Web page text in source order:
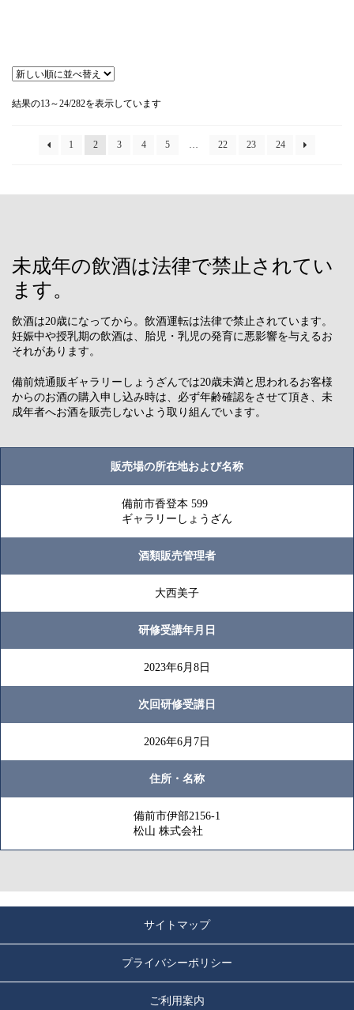
結果の13～24/282を表示しています新
順
1 2 3 4 5 … 22 23 24
未成年の飲酒は法律で禁止されてい
ます。
飲酒は20歳になってから。飲酒運転は法律で禁止されています。
妊娠中や授乳期の飲酒は、胎児・乳児の発育に悪影響を与えるお
それがあります。
備前焼通販ギャラリーしょうざんでは20歳未満と思われるお客様
からのお酒の購入申し込み時は、必ず年齢確認をさせて頂き、未
成年者へお酒を販売しないよう取り組んでいます。
販売場の所在地および名称
備前市香登本 599
ギャラリーしょうざん
酒類販売管理者
大西美子
研修受講年月日
2023年6月8日
次回研修受講日
2026年6月7日
住所・名称
備前市伊部2156-1
松山 株式会社
サイトマップ
プライバシーポリシー
ご利用案内